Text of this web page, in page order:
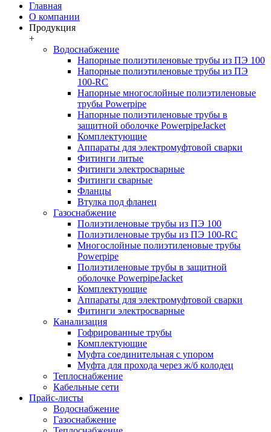
Главная
О компании
Продукция
+
Водоснабжение
Напорные полиэтиленовые трубы из ПЭ 100
Напорные полиэтиленовые трубы из ПЭ
100-RC
Напорные многослойные полиэтиленовые
трубы Powerpipe
Напорные полиэтиленовые трубы в
защитной оболочке PowerpipeJacket
Комплектующие
Аппараты для электромуфтовой сварки
Фитинги литые
Фитинги электросварные
Фитинги сварные
Фланцы
Втулка под фланец
Газоснабжение
Полиэтиленовые трубы из ПЭ 100
Полиэтиленовые трубы из ПЭ 100-RC
Многослойные полиэтиленовые трубы
Powerpipe
Полиэтиленовые трубы в защитной
оболочке PowerpipeJacket
Комплектующие
Аппараты для электромуфтовой сварки
Фитинги электросварные
Канализация
Гофрированные трубы
Комплектующие
Муфта соединительная с упором
Муфта для прохода через ж/б колодец
Теплоснабжение
Кабельные сети
Прайс-листы
Водоснабжение
Газоснабжение